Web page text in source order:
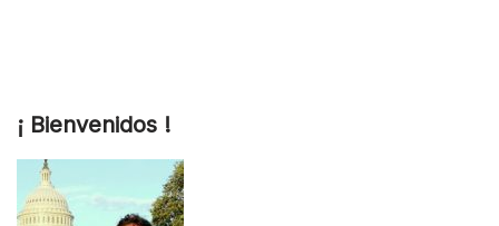
¡ Bienvenidos !